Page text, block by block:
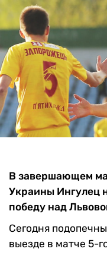
В завершающем
Украины Ингулец
победу над
Сегодня
выезде в матче 5-